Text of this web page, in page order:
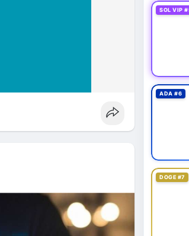
SOL VIP
ADA #6
DOGE #7